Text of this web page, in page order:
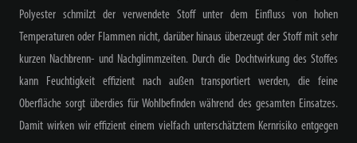
Polyester schmilzt der verwendete Stoff unter dem Einfluss von hohen
Temperaturen oder Flammen nicht, darüber hinaus überzeugt der Stoff mit sehr
kurzen Nachbrenn- und Nachglimmzeiten. Durch die Dochtwirkung des Stoffes
kann Feuchtigkeit effizient nach außen transportiert werden, die feine
Oberfläche sorgt überdies für Wohlbefinden während des gesamten Einsatzes.
Damit wirken wir effizient einem vielfach unterschätztem Kernrisiko entgegen